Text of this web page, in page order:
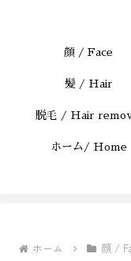
顔 / Face
髪 / Hair
脱毛 / Hair
ホーム/ Home
ホーム 顔 /